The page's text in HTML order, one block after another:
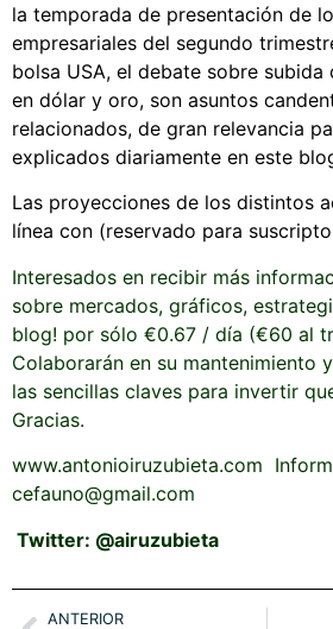
la temporada de presentación de
empresariales del segundo
bolsa USA, el debate sobre
en dólar y oro, son asuntos
relacionados, de gran relevancia
explicados diariamente en este
Las proyecciones de los distintos
línea con (reservado para
Interesados en recibir más
sobre mercados, gráficos,
blog! por sólo €0.67 / día (€60 al
Colaborarán en su mantenimiento
las sencillas claves para invertir
Gracias.
www.antonioiruzubieta.com
cefauno@gmail.com
Twitter: @airuzubieta
ANTERIOR